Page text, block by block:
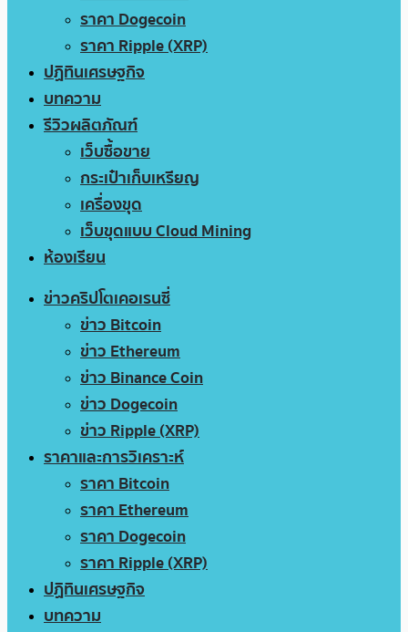
ราคา Dogecoin
ราคา Ripple (XRP)
ปฏิทินเศรษฐกิจ
บทความ
รีวิวผลิตภัณฑ์
เว็บซื้อขาย
กระเป๋าเก็บเหรียญ
เครื่องขุด
เว็บขุดแบบ Cloud Mining
ห้องเรียน
ข่าวคริปโตเคอเรนซี่
ข่าว Bitcoin
ข่าว Ethereum
ข่าว Binance Coin
ข่าว Dogecoin
ข่าว Ripple (XRP)
ราคาและการวิเคราะห์
ราคา Bitcoin
ราคา Ethereum
ราคา Dogecoin
ราคา Ripple (XRP)
ปฏิทินเศรษฐกิจ
บทความ